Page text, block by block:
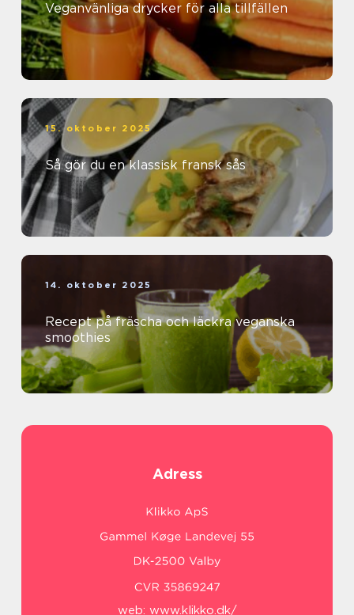
Veganvänliga drycker för alla tillfällen
15. oktober 2025
Så gör du en klassisk fransk sås
14. oktober 2025
Recept på fräscha och läckra veganska
smoothies
Adress
web: www.klikko.dk/